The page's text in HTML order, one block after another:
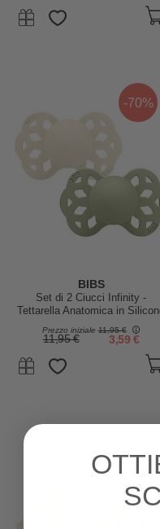
-70%
BIBS
Set di 2 Ciucci Infinity -
Tettarella Anatomica in
- Avorio/Salvia - Senza PBA e
PVC!
Prezzo iniziale11,95 €
11,95 € 3,59 €